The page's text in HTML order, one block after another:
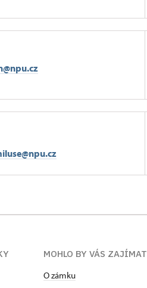
MOHLO BY VÁS ZAJÍMAT
O zámku